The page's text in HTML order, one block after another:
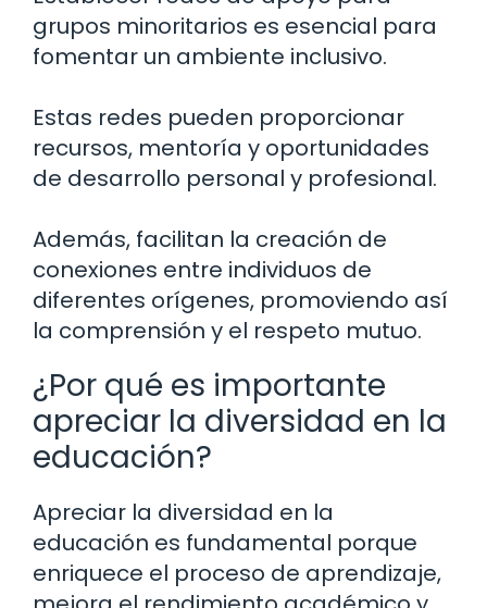
grupos minoritarios es esencial para
fomentar un ambiente inclusivo.
Estas redes pueden proporcionar
recursos, mentoría y oportunidades
de desarrollo personal y profesional.
Además, facilitan la creación de
conexiones entre individuos de
diferentes orígenes, promoviendo así
la comprensión y el respeto mutuo.
¿Por qué es importante
apreciar la diversidad en la
educación?
Apreciar la diversidad en la
educación es fundamental porque
enriquece el proceso de aprendizaje,